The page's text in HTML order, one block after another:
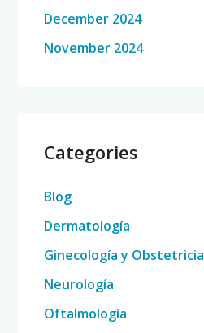
December 2024
November 2024
Categories
Blog
Dermatología
Ginecología y Obstetricia
Neurología
Oftalmología